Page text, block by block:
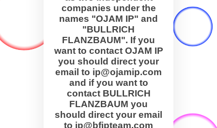
companies under the
names "OJAM IP" and
"BULLRICH
FLANZBAUM". If you
want to contact OJAM IP
you should direct your
email to ip@ojamip.com
and if you want to
contact BULLRICH
FLANZBAUM you
should direct your email
to ip@bfipteam.com